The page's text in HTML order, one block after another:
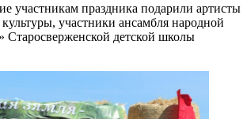
участникам праздника подарили артисты
участники ансамбля народной
Старосверженской детской школы